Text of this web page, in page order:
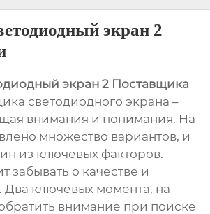
экран 2
экран 2 Поставщика
светодиодного экрана –
внимания и понимания. На
множество вариантов, и
из ключевых факторов.
забывать о качестве и
Два ключевых момента, на
внимание при поиске